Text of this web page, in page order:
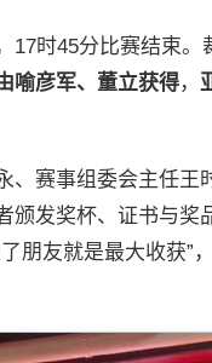
17时45分比赛结束
喻彦军、董立获得，
、赛事组委会主任
颁发奖杯、证书与
朋友就是最大收获”